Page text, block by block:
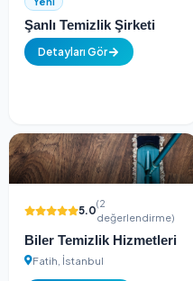
Yeni
Beyaz Temizlik Şirketi
Yeni
Şanlı Temizlik Şirketi